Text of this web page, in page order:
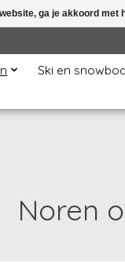
Ski en
Noren
ga je akkoord